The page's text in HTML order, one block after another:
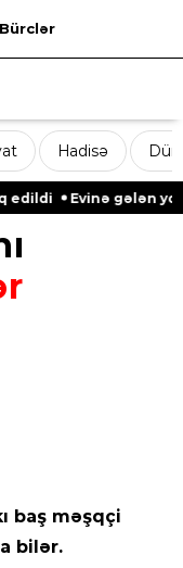
Bürclər
Hadisə
Evinə gələn yol
baş məşqçi
bilər.